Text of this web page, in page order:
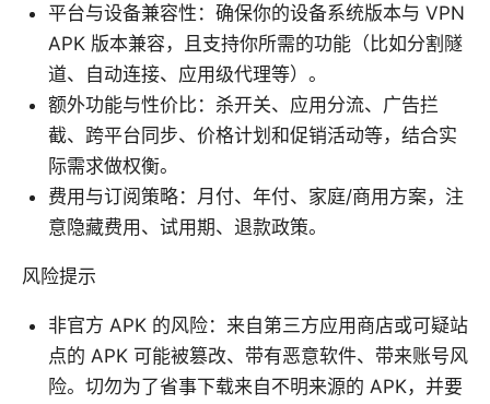
平台与设备兼容性：确保你的设备系统版本与 VPN
APK 版本兼容，且支持你所需的功能（比如分割隧
道、自动连接、应用级代理等）。
额外功能与性价比：杀开关、应用分流、广告拦
截、跨平台同步、价格计划和促销活动等，结合实
际需求做权衡。
费用与订阅策略：月付、年付、家庭/商用方案，注
意隐藏费用、试用期、退款政策。
风险提示
非官方 APK 的风险：来自第三方应用商店或可疑站
点的 APK 可能被篡改、带有恶意软件、带来账号风
险。切勿为了省事下载来自不明来源的 APK，并要